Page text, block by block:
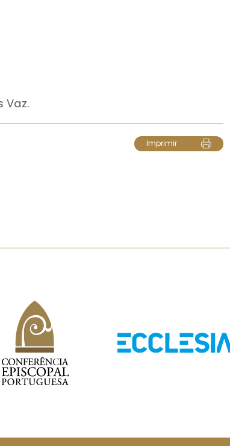
Vaz.
Imprimir